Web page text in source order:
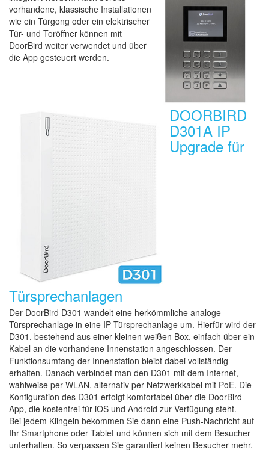
vorhandene, klassische Installationen
wie ein Türgong oder ein elektrischer
Tür- und Toröffner können mit
DoorBird weiter verwendet und über
die App gesteuert werden.
DOORBIRD
D301A IP
Upgrade für
Türsprechanlagen
Der DoorBird D301 wandelt eine herkömmliche analoge
Türsprechanlage in eine IP Türsprechanlage um. Hierfür wird der
D301, bestehend aus einer kleinen weißen Box, einfach über ein
Kabel an die vorhandene Innenstation angeschlossen. Der
Funktionsumfang der Innenstation bleibt dabei vollständig
erhalten. Danach verbindet man den D301 mit dem Internet,
wahlweise per WLAN, alternativ per Netzwerkkabel mit PoE. Die
Konfiguration des D301 erfolgt komfortabel über die DoorBird
App, die kostenfrei für iOS und Android zur Verfügung steht.
Bei jedem Klingeln bekommen Sie dann eine Push-Nachricht auf
Ihr Smartphone oder Tablet und können sich mit dem Besucher
unterhalten. So verpassen Sie garantiert keinen Besucher mehr.